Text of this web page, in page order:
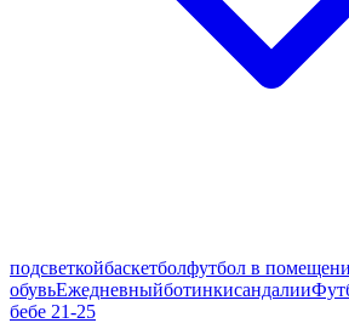
подсветкойбаскетболфутбол в
обувьЕжедневныйботинкисандалии
бебе 21-25